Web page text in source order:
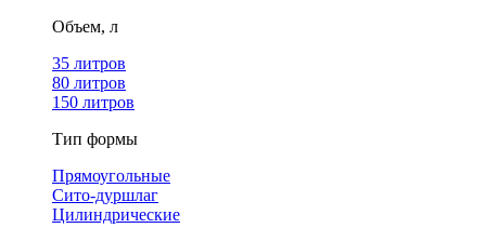
Объем, л
35 литров
80 литров
150 литров
Тип формы
Прямоугольные
Сито-дуршлаг
Цилиндрические